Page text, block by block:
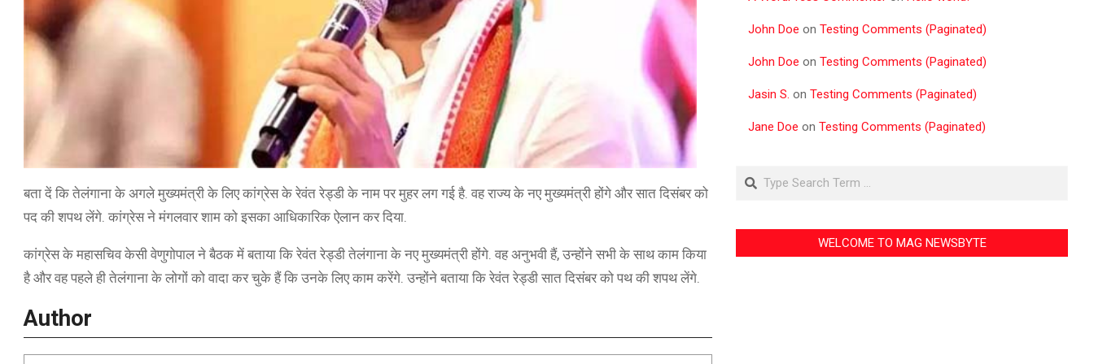
बता दें कि तेलंगाना के अगले मुख्यमंत्री के लिए कांग्रेस के रेवंत रेड्डी के नाम पर मुहर लग गई है. वह राज्य के नए मुख्यमंत्री होंगे और सात दिसंबर को
पद की शपथ लेंगे. कांग्रेस ने मंगलवार शाम को इसका आधिकारिक ऐलान कर दिया.
कांग्रेस के महासचिव केसी वेणुगोपाल ने बैठक में बताया कि रेवंत रेड्डी तेलंगाना के नए मुख्यमंत्री होंगे. वह अनुभवी हैं, उन्होंने सभी के साथ काम किया
है और वह पहले ही तेलंगाना के लोगों को वादा कर चुके हैं कि उनके लिए काम करेंगे. उन्होंने बताया कि रेवंत रेड्डी सात दिसंबर को पथ की शपथ लेंगे.
Author
John Doe on Testing Comments (Paginated)
John Doe on Testing Comments (Paginated)
Jasin S. on Testing Comments (Paginated)
Jane Doe on Testing Comments (Paginated)
Search
WELCOME TO MAG NEWSBYTE